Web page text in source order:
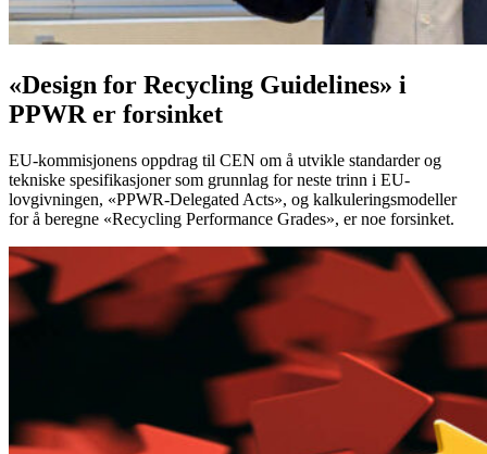
«Design for Recycling Guidelines» i
PPWR er forsinket
EU-kommisjonens oppdrag til CEN om å utvikle standarder og
tekniske spesifikasjoner som grunnlag for neste trinn i EU-
lovgivningen, «PPWR-Delegated Acts», og kalkuleringsmodeller
for å beregne «Recycling Performance Grades», er noe forsinket.